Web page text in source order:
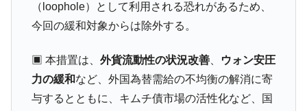
『Money1』
韓国政府『BYD』車への補助金を全廃 ⇒ 実
1.9倍！
『Money1』
在韓米国大使スティールが着韓！⇒ さっそ
く空港に詰めかけ「出て行け！」「極右勢力」のプラカー
ドを掲げる「在韓反米勢力」
（loophole）として利用される恐れがあるため、
今回の緩和対象からは除外する。
▣ 本措置は、 外貨流動性の状況改善、
ウォン安圧
力の緩和など、外国為替需給の不均衡の解消に寄
与するとともに、キムチ債市場の活性化など、国